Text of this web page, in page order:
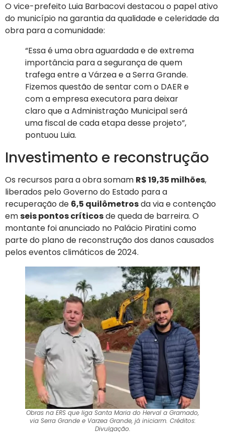
O vice-prefeito Luia Barbacovi destacou o papel ativo
do município na garantia da qualidade e celeridade da
obra para a comunidade:
“Essa é uma obra aguardada e de extrema
importância para a segurança de quem
trafega entre a Várzea e a Serra Grande.
Fizemos questão de sentar com o DAER e
com a empresa executora para deixar
claro que a Administração Municipal será
uma fiscal de cada etapa desse projeto”,
pontuou Luia.
Investimento e reconstrução
Os recursos para a obra somam R$ 19,35 milhões,
liberados pelo Governo do Estado para a
recuperação de 6,5 quilômetrosda via e contenção
emseis pontos críticosde queda de barreira. O
montante foi anunciado no Palácio Piratini como
parte do plano de reconstrução dos danos causados
pelos eventos climáticos de 2024.
Obras na ERS que liga Santa Maria do Herval a Gramado,
via Serra Grande e Varzea Grande, já iniciarm. Créditos:
Divulgação.